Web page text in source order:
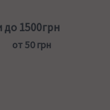
1500грн
от 50 грн